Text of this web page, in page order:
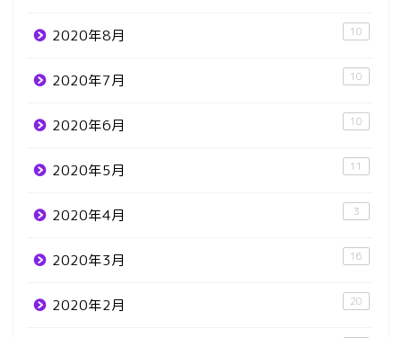
2020年8月 10
2020年7月 10
2020年6月 10
2020年5月 11
2020年4月 3
2020年3月 16
2020年2月 20